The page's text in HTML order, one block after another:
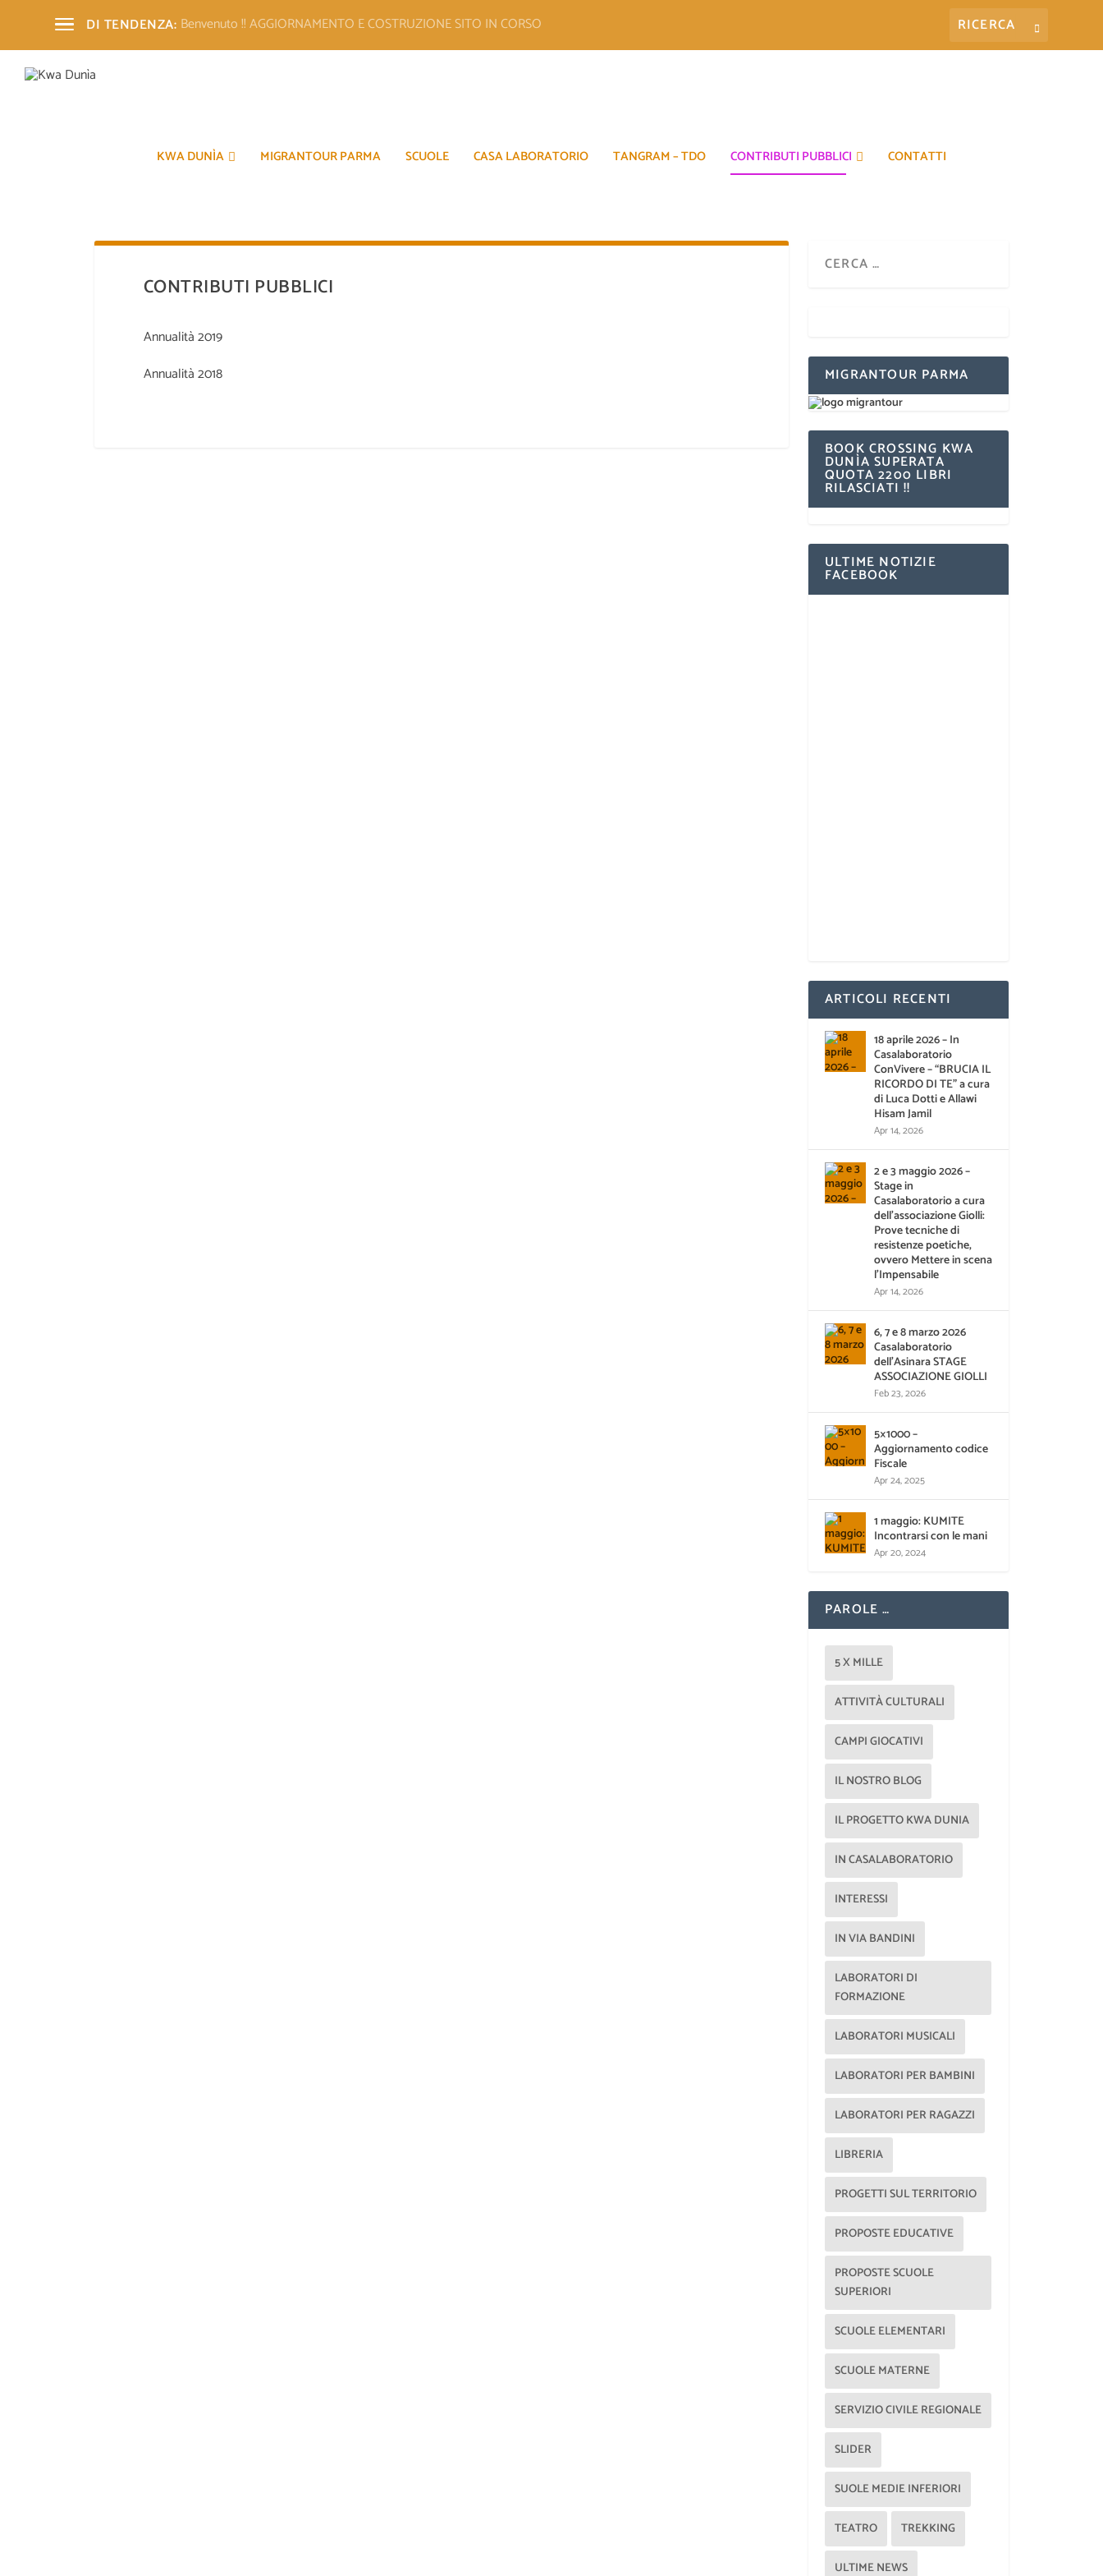
DI TENDENZA: Benvenuto !! AGGIORNAMENTO E COSTRUZIONE SITO IN CORSO
KWA DUNÌA MIGRANTOUR PARMA SCUOLE CASA LABORATORIO TANGRAM – TDO CONTRIBUTI PUBBLICI CONTATTI
CONTRIBUTI PUBBLICI
Annualità 2019
Annualità 2018
MIGRANTOUR PARMA
BOOK CROSSING KWA
DUNÌA SUPERATA
QUOTA 2200 LIBRI
RILASCIATI !!
ULTIME NOTIZIE
FACEBOOK
ARTICOLI RECENTI
18 aprile 2026 – In
Casalaboratorio
ConVivere – “BRUCIA IL
RICORDO DI TE” a cura
di Luca Dotti e Allawi
Hisam Jamil
Apr 14, 2026
2 e 3 maggio 2026 –
Stage in
Casalaboratorio a cura
dell’associazione Giolli:
Prove tecniche di
resistenze poetiche,
ovvero Mettere in scena
l’Impensabile
Apr 14, 2026
6, 7 e 8 marzo 2026
Casalaboratorio
dell’Asinara STAGE
ASSOCIAZIONE GIOLLI
Feb 23, 2026
5×1000 –
Aggiornamento codice
Fiscale
Apr 24, 2025
1 maggio: KUMITE
Incontrarsi con le mani
Apr 20, 2024
PAROLE …
5 X MILLE
ATTIVITÀ CULTURALI
CAMPI GIOCATIVI
IL NOSTRO BLOG
IL PROGETTO KWA DUNIA
IN CASALABORATORIO
INTERESSI
IN VIA BANDINI
LABORATORI DI
FORMAZIONE
LABORATORI MUSICALI
LABORATORI PER BAMBINI
LABORATORI PER RAGAZZI
LIBRERIA
PROGETTI SUL TERRITORIO
PROPOSTE EDUCATIVE
PROPOSTE SCUOLE
SUPERIORI
SCUOLE ELEMENTARI
SCUOLE MATERNE
SERVIZIO CIVILE REGIONALE
SLIDER
SUOLE MEDIE INFERIORI
TEATRO TREKKING
ULTIME NEWS